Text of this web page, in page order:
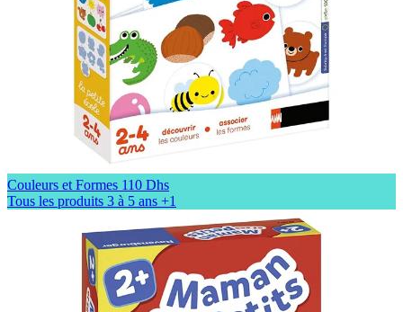
Couleurs et Formes 110 Dhs
Tous les produits 3 à 5 ans +1